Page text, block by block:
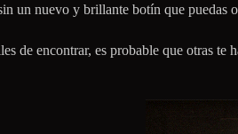
un nuevo y brillante botín que puedas
de encontrar, es probable que otras